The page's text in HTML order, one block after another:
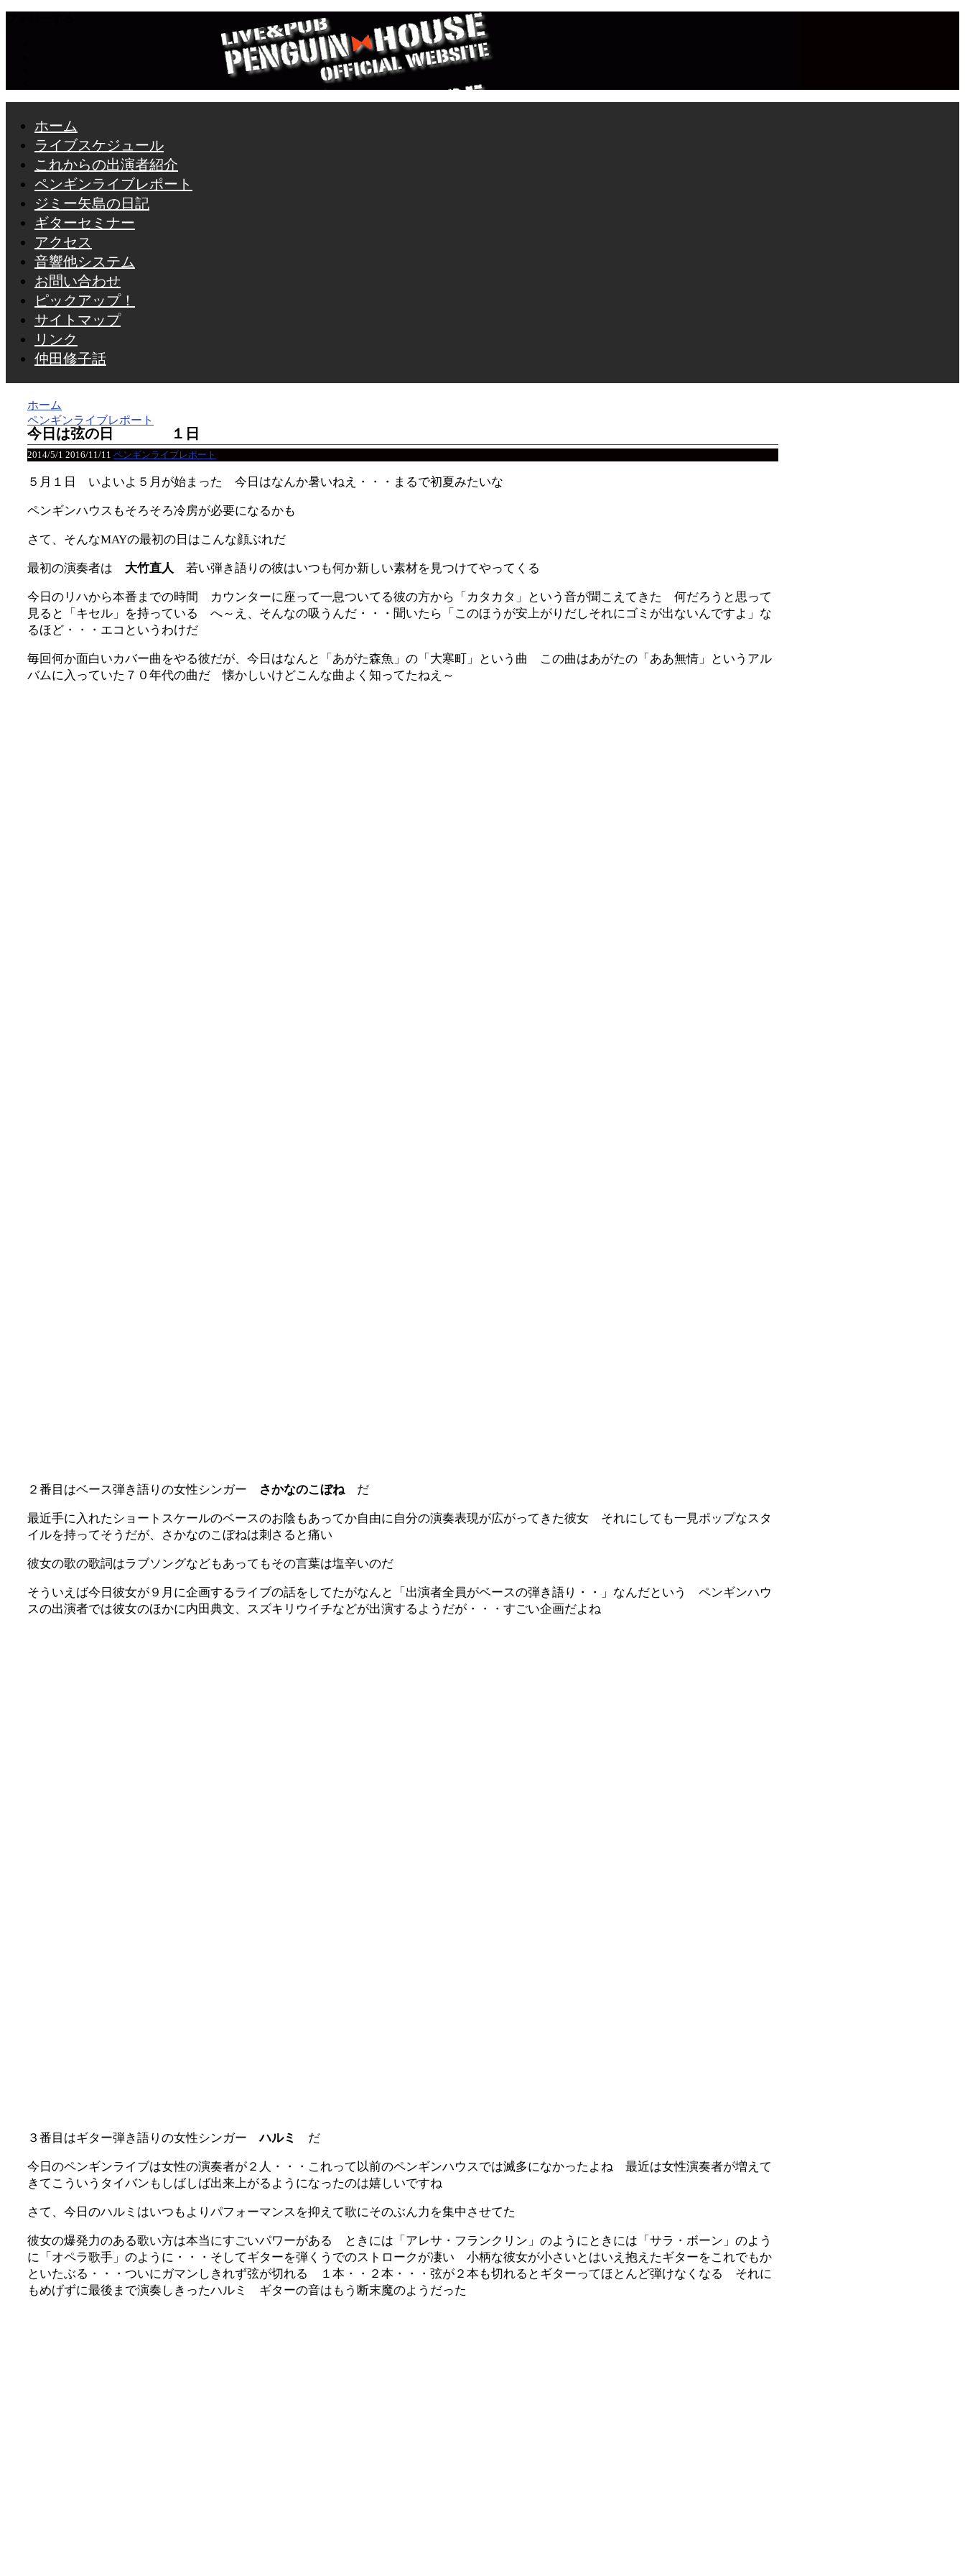
ホーム
ライブスケジュール
これからの出演者紹介
ペンギンライブレポート
ジミー矢島の日記
ギターセミナー
アクセス
音響他システム
お問い合わせ
ピックアップ！
サイトマップ
リンク
仲田修子話
ホーム
ペンギンライブレポート
今日は弦の日 １日
2014/5/1 2016/11/11 ペンギンライブレポート
５月１日 いよいよ５月が始まった 今日はなんか暑いねえ・・・まるで初夏みたいな
ペンギンハウスもそろそろ冷房が必要になるかも
さて、そんなMAYの最初の日はこんな顔ぶれだ
最初の演奏者は 大竹直人 若い弾き語りの彼はいつも何か新しい素材を見つけてやってくる
今日のリハから本番までの時間 カウンターに座って一息ついてる彼の方から「カタカタ」という音が聞こえてきた 何だろうと思って
見ると「キセル」を持っている へ～え、そんなの吸うんだ・・・聞いたら「このほうが安上がりだしそれにゴミが出ないんですよ」な
るほど・・・エコというわけだ
毎回何か面白いカバー曲をやる彼だが、今日はなんと「あがた森魚」の「大寒町」という曲 この曲はあがたの「ああ無情」というアル
バムに入っていた７０年代の曲だ 懐かしいけどこんな曲よく知ってたねえ～
２番目はベース弾き語りの女性シンガー さかなのこぼねだ
最近手に入れたショートスケールのベースのお陰もあってか自由に自分の演奏表現が広がってきた彼女 それにしても一見ポップなスタ
イルを持ってそうだが、さかなのこぼねは刺さると痛い
彼女の歌の歌詞はラブソングなどもあってもその言葉は塩辛いのだ
そういえば今日彼女が９月に企画するライブの話をしてたがなんと「出演者全員がベースの弾き語り・・」なんだという ペンギンハウ
スの出演者では彼女のほかに内田典文、スズキリウイチなどが出演するようだが・・・すごい企画だよね
３番目はギター弾き語りの女性シンガーハルミ だ
今日のペンギンライブは女性の演奏者が２人・・・これって以前のペンギンハウスでは滅多になかったよね 最近は女性演奏者が増えて
きてこういうタイバンもしばしば出来上がるようになったのは嬉しいですね
さて、今日のハルミはいつもよりパフォーマンスを抑えて歌にそのぶん力を集中させてた
彼女の爆発力のある歌い方は本当にすごいパワーがある ときには「アレサ・フランクリン」のようにときには「サラ・ボーン」のよう
に「オペラ歌手」のように・・・そしてギターを弾くうでのストロークが凄い 小柄な彼女が小さいとはいえ抱えたギターをこれでもか
といたぶる・・・ついにガマンしきれず弦が切れる １本・・２本・・・弦が２本も切れるとギターってほとんど弾けなくなる それに
もめげずに最後まで演奏しきったハルミ ギターの音はもう断末魔のようだった